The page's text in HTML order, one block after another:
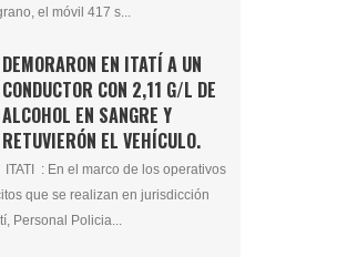
el móvil 417 s...
DEMORARON EN ITATÍ A UN
CONDUCTOR CON 2,11 G/L DE
ALCOHOL EN SANGRE Y
RETUVIERÓN EL VEHÍCULO.
ITATI : En el marco de los operativos
que se realizan en jurisdicción
Personal Policia...